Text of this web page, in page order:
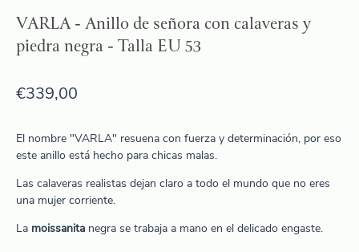
VARLA - Anillo de señora con calaveras y
piedra negra - Talla EU 53
€339,00
El nombre "VARLA" resuena con fuerza y determinación, por eso
este anillo está hecho para chicas malas.
Las calaveras realistas dejan claro a todo el mundo que no eres
una mujer corriente.
La moissanita negra se trabaja a mano en el delicado engaste.